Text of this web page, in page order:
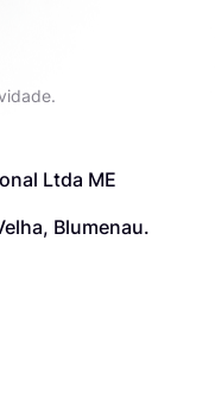
Ltda ME
Blumenau.